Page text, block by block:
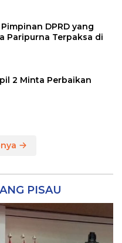
DPRD yang
Paripurna Terpaksa di
2 Minta Perbaikan
PISAU